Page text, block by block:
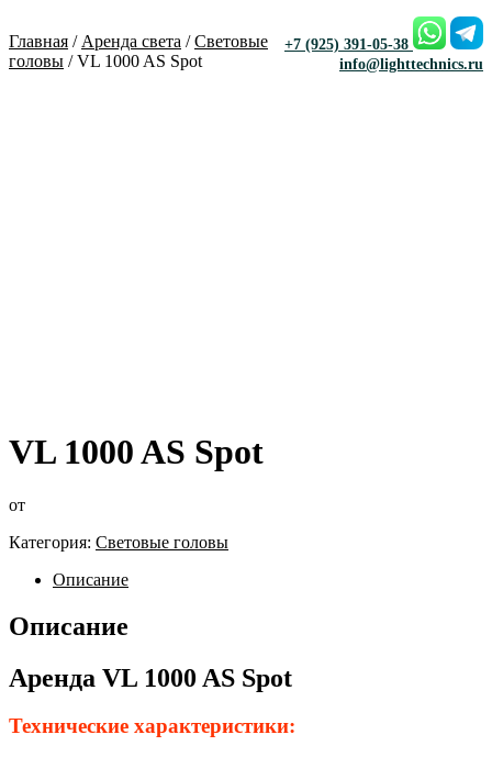
+7 (925) 391-05-38
info@lighttechnics.ru
Главная /Аренда света /Световые
головы / VL 1000 AS Spot
VL 1000 AS Spot
от
Категория: Световые головы
Описание
Описание
Аренда VL 1000 AS Spot
Технические характеристики: